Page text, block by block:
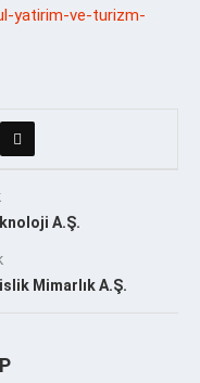
yatirim-ve-turizm-
A.Ş.
Mimarlık A.Ş.